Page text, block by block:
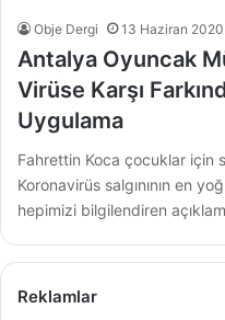
Obje Dergi 13 Haziran 2020
Antalya Oyuncak
Virüse Karşı
Uygulama
Fahrettin Koca çocuklar için
Koronavirüs salgınının en
hepimizi bilgilendiren
Reklamlar